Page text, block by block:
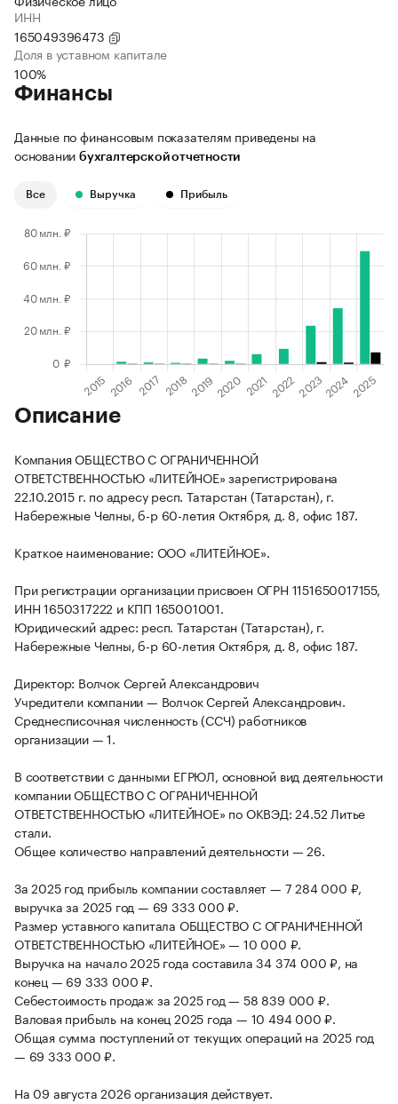
ИНН
165049396473
Доля в уставном капитале
100%
Финансы
Данные по финансовым показателям приведены на
основании бухгалтерской отчетности
Все Выручка Прибыль
Описание
Компания ОБЩЕСТВО С ОГРАНИЧЕННОЙ
ОТВЕТСТВЕННОСТЬЮ «ЛИТЕЙНОЕ» зарегистрирована
22.10.2015 г. по адресу респ. Татарстан (Татарстан), г.
Набережные Челны, б-р 60-летия Октября, д. 8, офис 187.
Краткое наименование: ООО «ЛИТЕЙНОЕ».
При регистрации организации присвоен ОГРН 1151650017155,
ИНН 1650317222 и КПП 165001001.
Юридический адрес: респ. Татарстан (Татарстан), г.
Набережные Челны, б-р 60-летия Октября, д. 8, офис 187.
Директор: Волчок Сергей Александрович
Учредители компании — Волчок Сергей Александрович.
Среднесписочная численность (ССЧ) работников
организации — 1.
В соответствии с данными ЕГРЮЛ, основной вид деятельности
компании ОБЩЕСТВО С ОГРАНИЧЕННОЙ
ОТВЕТСТВЕННОСТЬЮ «ЛИТЕЙНОЕ» по ОКВЭД: 24.52 Литье
стали.
Общее количество направлений деятельности — 26.
За 2025 год прибыль компании составляет — 7 284 000 ₽,
выручка за 2025 год — 69 333 000 ₽.
Размер уставного капитала ОБЩЕСТВО С ОГРАНИЧЕННОЙ
ОТВЕТСТВЕННОСТЬЮ «ЛИТЕЙНОЕ» — 10 000 ₽.
Выручка на начало 2025 года составила 34 374 000 ₽, на
конец — 69 333 000 ₽.
Себестоимость продаж за 2025 год — 58 839 000 ₽.
Валовая прибыль на конец 2025 года — 10 494 000 ₽.
Общая сумма поступлений от текущих операций на 2025 год
— 69 333 000 ₽.
На 09 августа 2026 организация действует.